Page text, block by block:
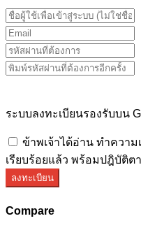
ระบบลงทะเบียนรองรับบน
ข้าพเจ้าได้อ่าน ทำความ
เรียบร้อยแล้ว พร้อมปฎิบัติต
ลงทะเบียน
Compare